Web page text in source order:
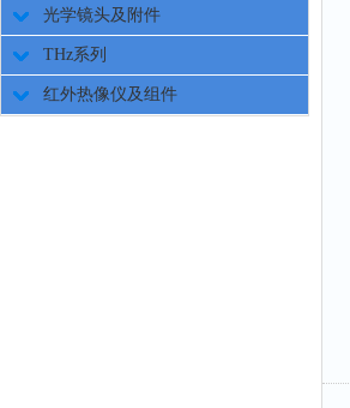
光学镜头及附件
THz系列
红外热像仪及组件